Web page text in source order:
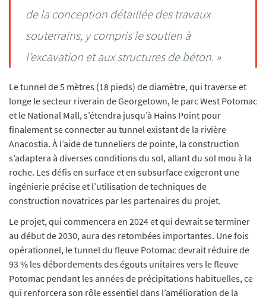
de la conception détaillée des travaux
souterrains, y compris le soutien à
l’excavation et aux structures de béton. »
Le tunnel de 5 mètres (18 pieds) de diamètre, qui traverse et
longe le secteur riverain de Georgetown, le parc West Potomac
et le National Mall, s’étendra jusqu’à Hains Point pour
finalement se connecter au tunnel existant de la rivière
Anacostia. À l’aide de tunneliers de pointe, la construction
s’adaptera à diverses conditions du sol, allant du sol mou à la
roche. Les défis en surface et en subsurface exigeront une
ingénierie précise et l’utilisation de techniques de
construction novatrices par les partenaires du projet.
Le projet, qui commencera en 2024 et qui devrait se terminer
au début de 2030, aura des retombées importantes. Une fois
opérationnel, le tunnel du fleuve Potomac devrait réduire de
93 % les débordements des égouts unitaires vers le fleuve
Potomac pendant les années de précipitations habituelles, ce
qui renforcera son rôle essentiel dans l’amélioration de la